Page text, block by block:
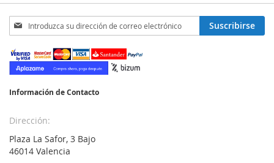
Inscríbase
a
nuestro
boletín
de
Suscribirse
Información de Contacto
Dirección:
Plaza La Safor, 3 Bajo
46014 Valencia